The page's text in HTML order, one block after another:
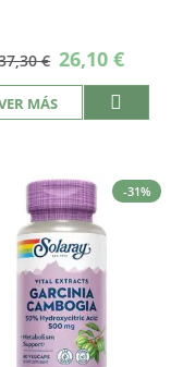
€ Precio
especial
26,10 €
MÁS
-31%